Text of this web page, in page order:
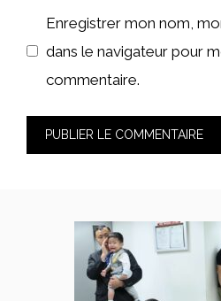
Enregistrer mon nom,
dans le navigateur pour
commentaire.